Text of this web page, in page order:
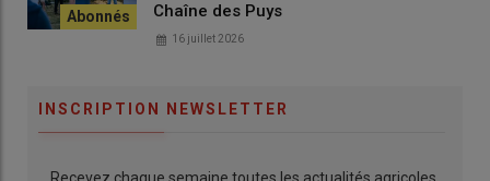
Une femme dans un monde
en mutation
Chaîne des Puys
16 juillet 2026
INSCRIPTION NEWSLETTER